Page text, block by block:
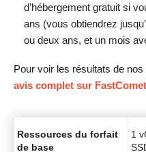
d’hébergement gratuit si
ans (vous obtiendrez
ou deux ans, et un mois
Pour voir les résultats de
avis complet sur FastComet
Ressources du forfait
de base
1